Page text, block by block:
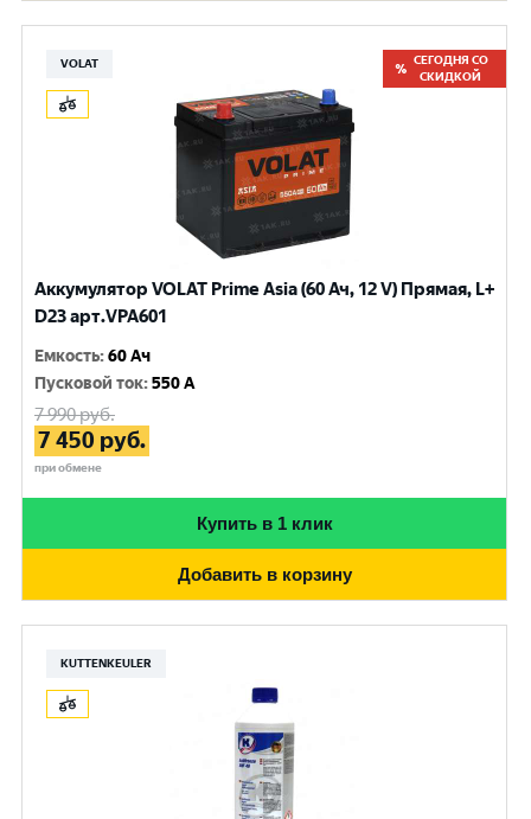
VOLAT
СЕГОДНЯ СО
СКИДКОЙ
Аккумулятор VOLAT Prime Asia (60 Ач, 12 V) Прямая, L+
D23 арт.VPA601
Емкость:60 Ач
Пусковой ток:550 A
7 990руб.
7 450 руб.
при обмене
Купить в 1 клик
Добавить в корзину
KUTTENKEULER